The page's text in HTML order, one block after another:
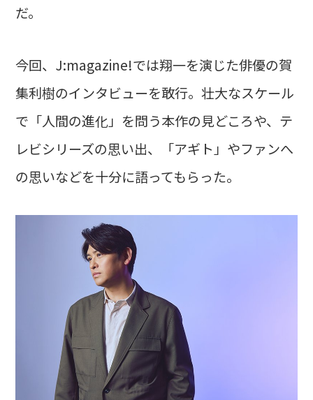
だ。
今回、J:magazine!では翔一を演じた俳優の賀
集利樹のインタビューを敢行。壮大なスケール
で「人間の進化」を問う本作の見どころや、テ
レビシリーズの思い出、「アギト」やファンへ
の思いなどを十分に語ってもらった。